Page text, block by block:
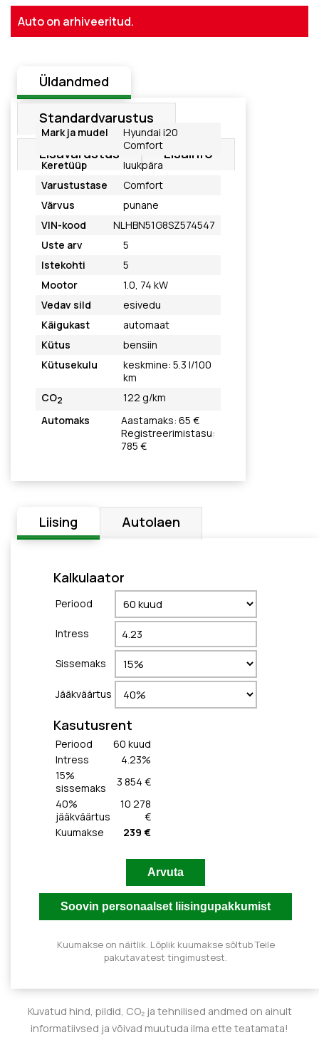
Auto on arhiveeritud.
Üldandmed
Standardvarustus
Lisavarustus Lisainfo
Mark ja mudel
Hyundai i20
Comfort
Keretüüp
luukpära
Varustustase
Comfort
Värvus
punane
VIN-kood
NLHBN51G8SZ574547
Uste arv
5
Istekohti
5
Mootor
1.0, 74 kW
Vedav sild
esivedu
Käigukast
automaat
Kütus
bensiin
Kütusekulu
keskmine: 5.3 l/100
km
CO2
122 g/km
Automaks
Aastamaks: 65 €
Registreerimistasu:
785 €
Liising Autolaen
Kalkulaator
Periood
Intress
Sissemaks
Jääkväärtus
Kasutusrent
Periood 60 kuud
Intress
4.23%
15%
sissemaks
3 854 €
40%
jääkväärtus
10 278
€
Kuumakse
239 €
Kuumakse on näitlik. Lõplik kuumakse sõltub Teile
pakutavatest tingimustest.
Kuvatud hind, pildid, CO₂ ja tehnilised andmed on ainult
informatiivsed ja võivad muutuda ilma ette teatamata!